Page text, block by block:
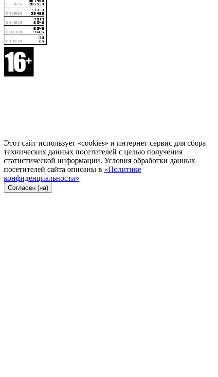
Этот сайт использует «cookies» и интернет-сервис для сбора
технических данных посетителей с целью получения
статистической информации. Условия обработки данных
посетителей сайта описаны в «Политике
конфиденциальности»
Согласен (на)